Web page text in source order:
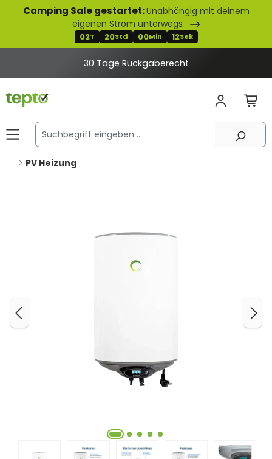
springen
Camping Sale gestartet:Unabhängig mit deinem
eigenen Strom unterwegs
02T 20Std 00Min 11Sek
30 Tage Rückgaberecht
PV Heizung